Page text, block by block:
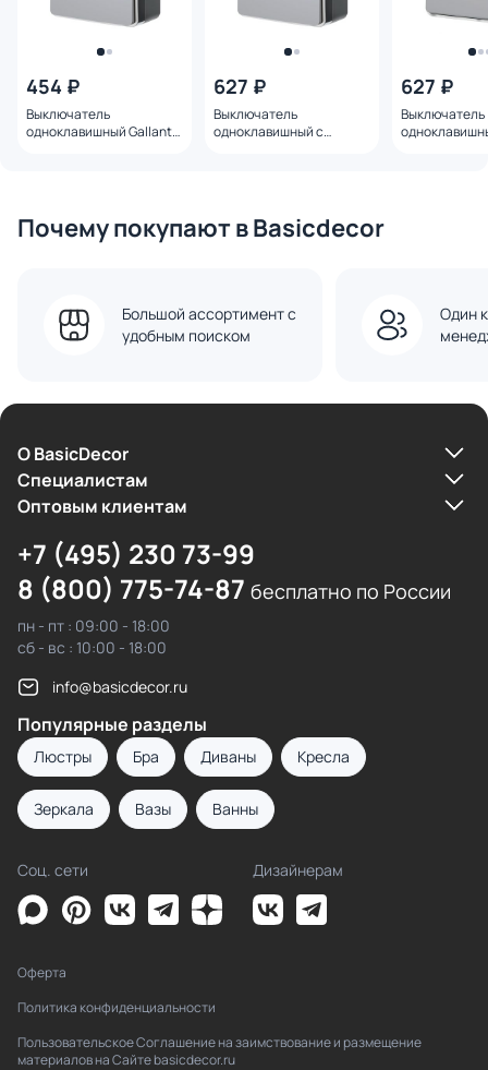
454 ₽
Выключатель
одноклавишный Gallant
627 ₽
Выключатель
одноклавишный с
627 ₽
Выключатель
Почему покупают в Basicdecor
Большой ассортимент с
удобным поиском
Один
О BasicDecor
Cпециалистам
Оптовым клиентам
+7 (495) 230 73-99
8 (800) 775-74-87 бесплатно по России
пн - пт : 09:00 - 18:00
сб - вс : 10:00 - 18:00
info@basicdecor.ru
Популярные разделы
Люстры Бра Диваны Кресла
Зеркала Вазы Ванны
Соц. сети Дизайнерам
Оферта
Политика конфиденциальности
Пользовательское Соглашение на заимствование и размещение
материалов на Сайте basicdecor.ru